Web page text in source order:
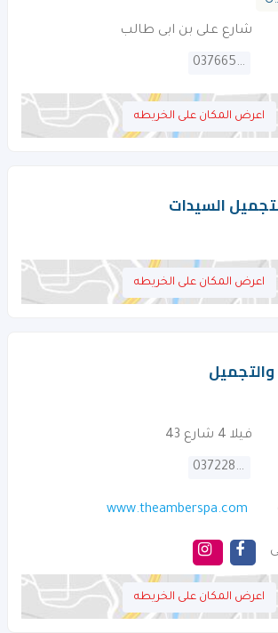
شارع على بن ابى طالب
037665109
اعرض المكان على الخريطه
السيدات
اعرض المكان على الخريطه
والتجميل
فيلا 4 شارع 43
037228006
www.theamberspa.com
اعرض المكان على الخريطه